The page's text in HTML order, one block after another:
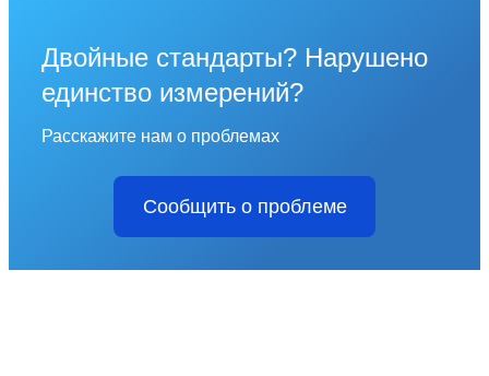
Двойные стандарты? Нарушено
единство измерений?
Расскажите нам о проблемах
Сообщить о проблеме